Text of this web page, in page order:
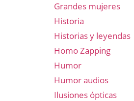
Grandes mujeres
Historia
Historias y leyendas
Homo Zapping
Humor
Humor audios
Ilusiones ópticas